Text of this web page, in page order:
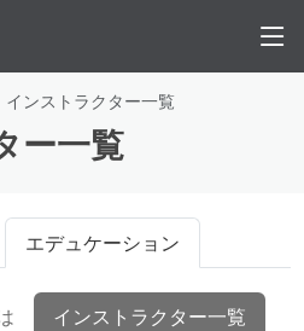
インストラクター一覧
ー一覧
エデュケーション
インストラクター一覧